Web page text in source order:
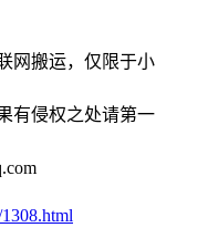
网搬运，仅限于小
有侵权之处请第一